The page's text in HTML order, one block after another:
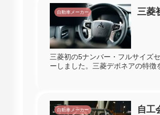
自動車メーカー 三菱
三菱初の5ナンバー・フルサイズ
ーしました。三菱デボネアの特徴
自動車メーカー
自工